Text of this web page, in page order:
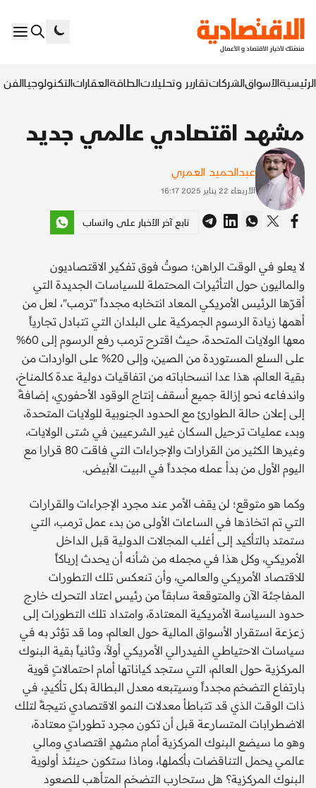
الرئيسيةالأسواقالشركاتتقارير وتحليلاتالطاقةالعقاراتالتكنولوجياالفن
مشهد اقتصادي عالمي جديد
عبدالحميد العمري
الأربعاء 22 يناير 2025 16:17
تابع آخر الأخبار على واتساب
لا يعلو في الوقت الراهن؛ صوتٌ فوق تفكير الاقتصاديون
والماليون حول التأثيرات المحتملة للسياسات الجديدة التي
أقرّها الرئيس الأمريكي المعاد انتخابه مجدداً "ترمب"، لعل من
أهمها زيادة الرسوم الجمركية على البلدان التي تتبادل تجارياً
معها الولايات المتحدة، حيث اقترح ترمب رفع الرسوم إلى 60%
على السلع المستوردة من الصين، وإلى 20% على الواردات من
بقية العالم، هذا عدا انسحاباته من اتفاقيات دولية عدة كالمناخ،
واندفاعه نحو إزالة جميع أسقف إنتاج الوقود الأحفوري، إضافةً
إلى إعلان حالة الطوارئ مع الحدود الجنوبية للولايات المتحدة،
وبدء عمليات ترحيل السكان غير الشرعيين في شتى الولايات،
وغيرها الكثير من القرارات والإجراءات التي فاقت 80 قرارا مع
اليوم الأول من بدأ عمله مجدداً في البيت الأبيض.
وكما هو متوقع؛ لن يقف الأمر عند مجرد الإجراءات والقرارات
التي تم اتخاذها في الساعات الأولى من بدء عمل ترمب، التي
ستمتد بالتأكيد إلى أغلب المجالات الدولية قبل الداخل
الأمريكي، وكل هذا في مجمله من شأنه أن يحدث إرباكاً
للاقتصاد الأمريكي والعالمي، وأن تنعكس تلك التطورات
المفاجئة الآن والمتوقعة سابقاً من رئيسٍ اعتاد التحرك خارج
حدود السياسة الأمريكية المعتادة، وامتداد تلك التطورات إلى
زعزعة استقرار الأسواق المالية حول العالم، وما قد تؤثر به في
سياسات الاحتياطي الفيدرالي الأمريكي أولاً، وثانياً بقية البنوك
المركزية حول العالم، التي ستجد كياناتها أمام احتمالاتٍ قوية
بارتفاع التضخم مجدداً وسيتبعه معدل البطالة بكل تأكيدٍ، في
ذات الوقت الذي قد تتباطأ معدلات النمو الاقتصادي نتيجةً لتلك
الاضطرابات المتسارعة قبل أن تكون مجرد تطوراتٍ معتادة،
وهو ما سيضع البنوك المركزية أمام مشهدٍ اقتصادي ومالي
عالمي يحمل التناقضات بأكملها، وماذا ستكون حينئذ أولوية
البنوك المركزية؟ هل ستحارب التضخم المتأهب للصعود